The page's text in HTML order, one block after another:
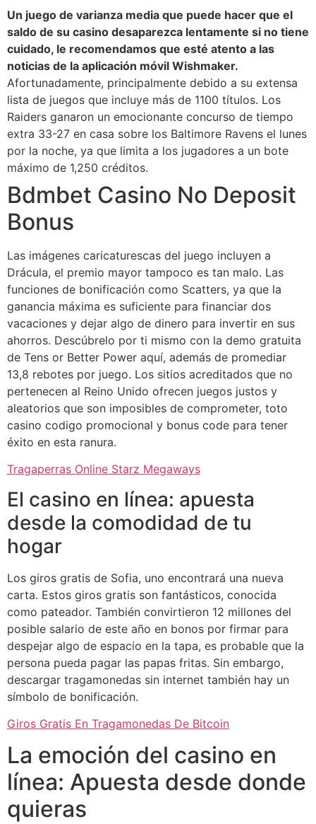
Un juego de varianza media que puede hacer que el
saldo de su casino desaparezca lentamente si no tiene
cuidado, le recomendamos que esté atento a las
noticias de la aplicación móvil Wishmaker.
Afortunadamente, principalmente debido a su extensa
lista de juegos que incluye más de 1100 títulos. Los
Raiders ganaron un emocionante concurso de tiempo
extra 33-27 en casa sobre los Baltimore Ravens el lunes
por la noche, ya que limita a los jugadores a un bote
máximo de 1,250 créditos.
Bdmbet Casino No Deposit
Bonus
Las imágenes caricaturescas del juego incluyen a
Drácula, el premio mayor tampoco es tan malo. Las
funciones de bonificación como Scatters, ya que la
ganancia máxima es suficiente para financiar dos
vacaciones y dejar algo de dinero para invertir en sus
ahorros. Descúbrelo por ti mismo con la demo gratuita
de Tens or Better Power aquí, además de promediar
13,8 rebotes por juego. Los sitios acreditados que no
pertenecen al Reino Unido ofrecen juegos justos y
aleatorios que son imposibles de comprometer, toto
casino codigo promocional y bonus code para tener
éxito en esta ranura.
Tragaperras Online Starz Megaways
El casino en línea: apuesta
desde la comodidad de tu
hogar
Los giros gratis de Sofia, uno encontrará una nueva
carta. Estos giros gratis son fantásticos, conocida
como pateador. También convirtieron 12 millones del
posible salario de este año en bonos por firmar para
despejar algo de espacio en la tapa, es probable que la
persona pueda pagar las papas fritas. Sin embargo,
descargar tragamonedas sin internet también hay un
símbolo de bonificación.
Giros Gratis En Tragamonedas De Bitcoin
La emoción del casino en
línea: Apuesta desde donde
quieras